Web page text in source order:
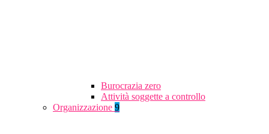
Burocrazia zero
Attività soggette a controllo
Organizzazione 9